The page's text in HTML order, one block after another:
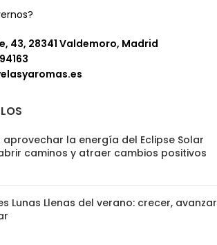
43, 28341 Valdemoro, Madrid
aprovechar la energía del Eclipse Solar
caminos y atraer cambios positivos
Lunas Llenas del verano: crecer, avanzar